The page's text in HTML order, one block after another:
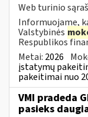
Web turinio
Informuojame,
Valstybinės
Respublikos
Metai: 2026
įstatymų
pakeitimai nuo
VMI pradeda
pasieks